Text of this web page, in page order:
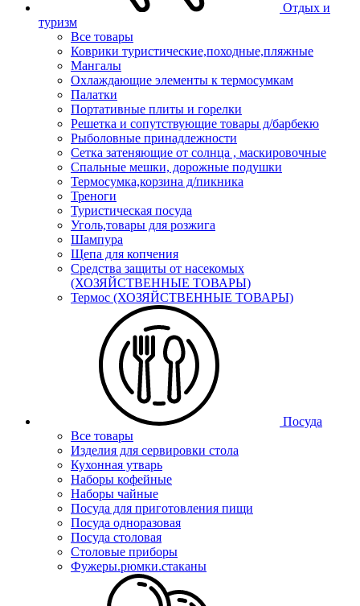
Отдых и
туризм
Все товары
Коврики туристические,походные,пляжные
Мангалы
Охлаждающие элементы к термосумкам
Палатки
Портативные плиты и горелки
Решетка и сопутствующие товары д/барбекю
Рыболовные принадлежности
Сетка затеняющие от солнца , маскировочные
Спальные мешки, дорожные подушки
Термосумка,корзина д/пикника
Треноги
Туристическая посуда
Уголь,товары для розжига
Шампура
Щепа для копчения
Средства защиты от насекомых
(ХОЗЯЙСТВЕННЫЕ ТОВАРЫ)
Термос (ХОЗЯЙСТВЕННЫЕ ТОВАРЫ)
Посуда
Все товары
Изделия для сервировки стола
Кухонная утварь
Наборы кофейные
Наборы чайные
Посуда для приготовления пищи
Посуда одноразовая
Посуда столовая
Столовые приборы
Фужеры.рюмки.стаканы